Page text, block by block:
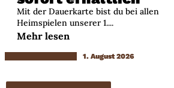
Mit der Dauerkarte bist du bei allen
Heimspielen unserer 1....
Mehr lesen
1. August 2026